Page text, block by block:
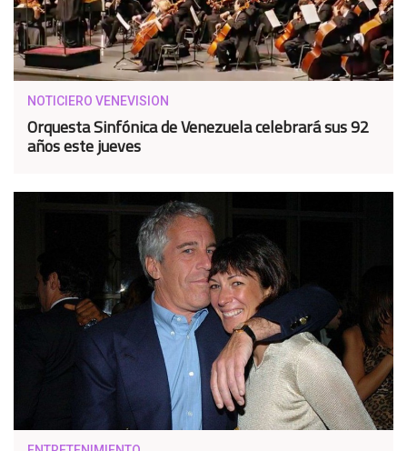
NOTICIERO VENEVISION
Orquesta Sinfónica de Venezuela celebrará sus 92
años este jueves